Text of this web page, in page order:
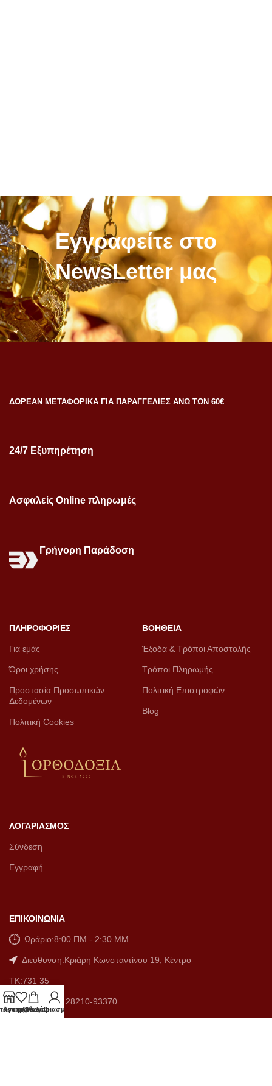
Εγγραφείτε στο
NewsLetter μας
ΔΩΡΕΑΝ ΜΕΤΑΦΟΡΙΚΑ ΓΙΑ ΠΑΡΑΓΓΕΛΙΕΣ ΑΝΩ ΤΩΝ 60€
24/7 Εξυπηρέτηση
Ασφαλείς Online πληρωμές
Γρήγορη Παράδοση
ΠΛΗΡΟΦΟΡΙΕΣ
Για εμάς
Όροι χρήσης
Προστασία Προσωπικών
Δεδομένων
Πολιτική Cookies
ΒΟΗΘΕΙΑ
Έξοδα & Τρόποι Αποστολής
Τρόποι Πληρωμής
Πολιτική Επιστροφών
Blog
ΛΟΓΑΡΙΑΣΜΟΣ
Σύνδεση
Εγγραφή
ΕΠΙΚΟΙΝΩΝΙΑ
Ωράριο:8:00 ΠM - 2:30 MM
Διεύθυνση:Κριάρη Κωνσταντίνου 19, Κέντρο
ΤΚ:731 35
Τηλέφωνο: 28210-93370
Αγαπημένα
Καλάθι
Ο λογαριασμός μου